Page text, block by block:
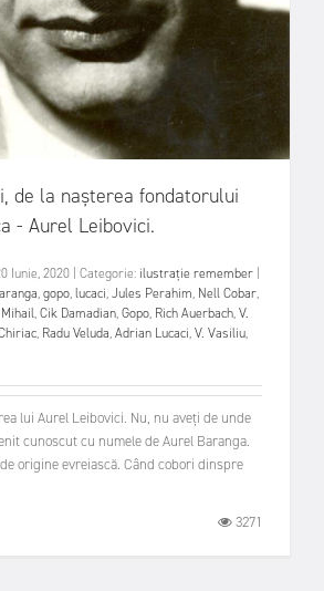
de la nașterea fondatorului
- Aurel Leibovici.
Iunie, 2020 Categorie: ilustrație remember
,gopo,lucaci,Jules Perahim, Nell Cobar,
,Cik Damadian,Gopo, Rich Auerbach,V.
, Radu Veluda,Adrian Lucaci,V. Vasiliu,
lui Aurel Leibovici. Nu, nu aveți de unde
cunoscut cu numele de Aurel Baranga.
origine evreiască. Când cobori dinspre
3271